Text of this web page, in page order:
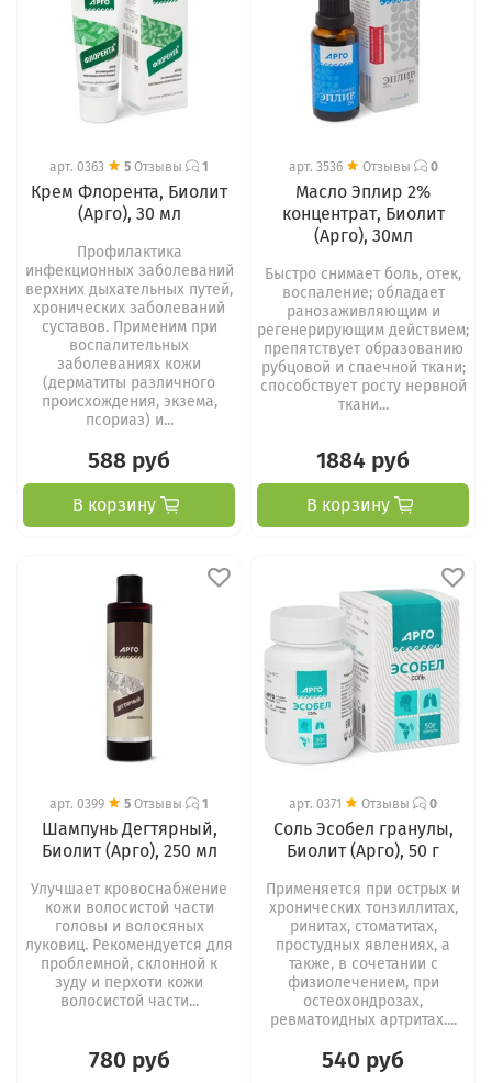
арт. 0363 5 Отзывы 1
Крем Флорента, Биолит
(Арго), 30 мл
Профилактика
инфекционных заболеваний
верхних дыхательных путей,
хронических заболеваний
суставов. Применим при
воспалительных
заболеваниях кожи
(дерматиты различного
происхождения, экзема,
псориаз) и...
588 руб
В корзину
арт. 3536 Отзывы 0
Масло Эплир 2%
концентрат, Биолит
(Арго), 30мл
Быстро снимает боль, отек,
воспаление; обладает
ранозаживляющим и
регенерирующим действием;
препятствует образованию
рубцовой и спаечной ткани;
способствует росту нервной
ткани...
1884 руб
В корзину
арт. 0399 5 Отзывы 1
Шампунь Дегтярный,
Биолит (Арго), 250 мл
Улучшает кровоснабжение
кожи волосистой части
головы и волосяных
луковиц. Рекомендуется для
проблемной, склонной к
зуду и перхоти кожи
волосистой части...
780 руб
арт. 0371 Отзывы 0
Соль Эсобел гранулы,
Биолит (Арго), 50 г
Применяется при острых и
хронических тонзиллитах,
ринитах, стоматитах,
простудных явлениях, а
также, в сочетании с
физиолечением, при
остеохондрозах,
ревматоидных артритах....
540 руб